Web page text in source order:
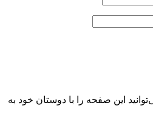
این صفحه را با دوستان خود به